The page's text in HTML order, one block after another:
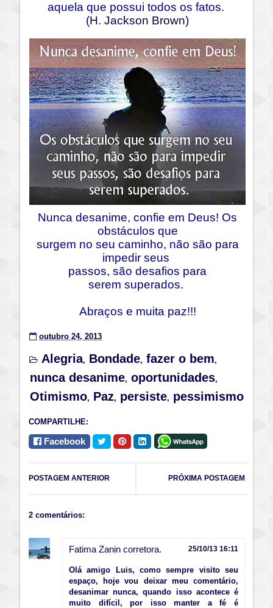
aquela que possui todos os fatos.
(H. Jackson Brown)
Nunca desanime, confie em Deus! Os
obstáculos que
surgem no seu caminho, não são para
impedir seus
passos, são desafios para
serem superados.
Abraços e muita paz!!!
outubro 24, 2013
Alegria, Bondade, fazer o bem,
nunca desanime, oportunidades,
Otimismo, Paz, persiste, pessimismo
COMPARTILHE:
Facebook
PRÓXIMA POSTAGEM
POSTAGEM ANTERIOR
2 comentários:
Fatima Zanin corretora. 25/10/13 16:11
Olá amigo Luis, como sempre visito seu
espaço, hoje vou deixar meu comentário,
desanimar nunca, quando isso acontece é
muito difícil, por isso manter a fé é